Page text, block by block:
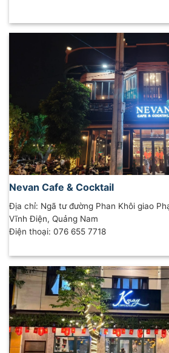
Nevan Cafe & Cocktail
Địa chỉ: Ngã tư đường Phan Khôi giao
Vĩnh Điện, Quảng Nam
Điện thoại: 076 655 7718